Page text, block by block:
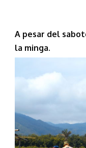
A pesar del
la minga.